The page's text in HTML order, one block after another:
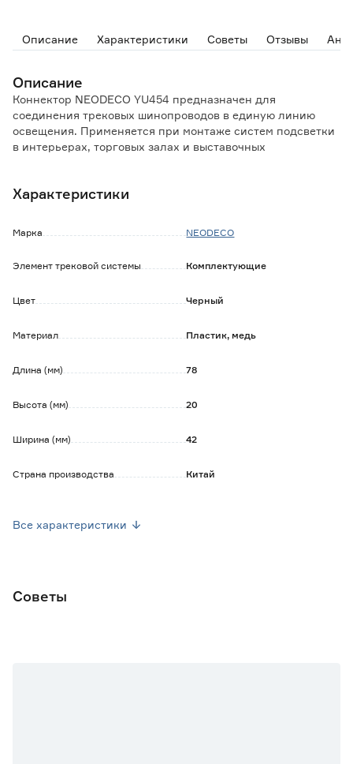
Описание Характеристики Советы Отзывы
Описание
Коннектор NEODECO YU454 предназначен для
соединения трековых шинопроводов в единую линию
освещения. Применяется при монтаже систем подсветки
в интерьерах, торговых залах и выставочных
покупки. В течение данного срока Вы можете обменять
Характеристики
Марка NEODECO
Элемент трековой системы Комплектующие
Цвет Черный
Материал Пластик, медь
Длина (мм) 78
Высота (мм) 20
Ширина (мм) 42
Страна производства Китай
Все характеристики
Советы